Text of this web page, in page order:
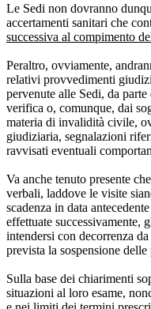
Le Sedi non dovranno
accertamenti sanitari che
successiva al compimento
Peraltro, ovviamente,
relativi provvedimenti
pervenute alle Sedi, da
verifica o, comunque, dai
materia di invalidità civile,
giudiziaria, segnalazioni
ravvisati eventuali
Va anche tenuto presente
verbali, laddove le visite
scadenza in data
effettuate successivamente,
intendersi con decorrenza
prevista la sospensione
Sulla base dei chiarimenti
situazioni al loro esame,